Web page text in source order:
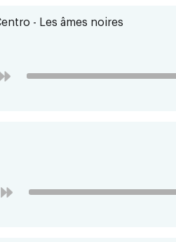
- Les âmes noires